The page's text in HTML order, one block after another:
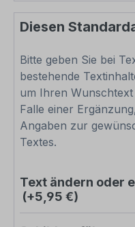
Diesen
Bitte geben Sie bei
bestehende
um Ihren
Falle einer
Angaben zur
Textes.
Text ändern oder
(+5,95 €)